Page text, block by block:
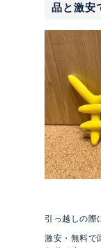
品と激安
引っ越しの際
激安・無料で